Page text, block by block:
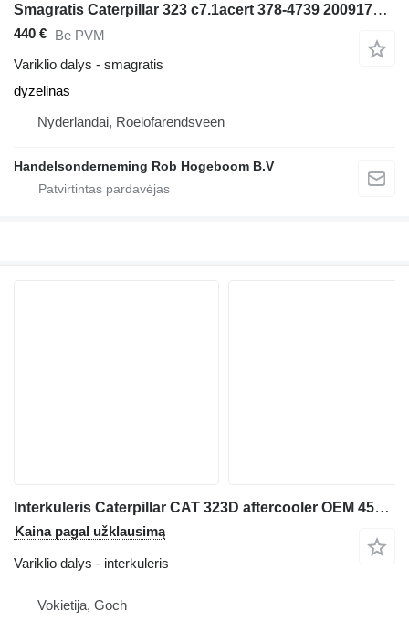
Smagratis Caterpillar 323 c7.1acert 378-4739 2009173 ekskavatoriaus
440 € Be PVM
Variklio dalys - smagratis
dyzelinas
Nyderlandai, Roelofarendsveen
Handelsonderneming Rob Hogeboom B.V
Interkuleris Caterpillar CAT 323D aftercooler OEM 4530619 ekskavatoriaus
Kaina pagal užklausimą
Variklio dalys - interkuleris
Vokietija, Goch